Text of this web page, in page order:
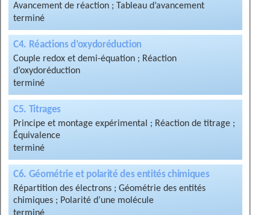
Avancement de réaction ; Tableau d’avancement
C4. Réactions d’oxydoréduction
Couple redox et demi-équation ; Réaction
d’oxydoréduction
C5. Titrages
Principe et montage expérimental ; Réaction de titrage ;
Équivalence
C6. Géométrie et polarité des entités chimiques
Répartition des électrons ; Géométrie des entités
chimiques ; Polarité d’une molécule